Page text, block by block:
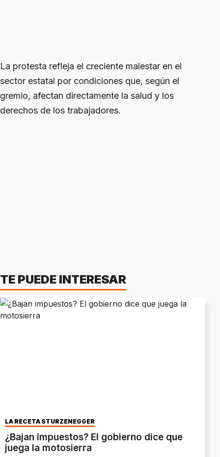
La protesta refleja el creciente malestar en el
sector estatal por condiciones que, según el
gremio, afectan directamente la salud y los
derechos de los trabajadores.
TE PUEDE INTERESAR
LA RECETA STURZENEGGER
¿Bajan impuestos? El gobierno dice que
juega la motosierra